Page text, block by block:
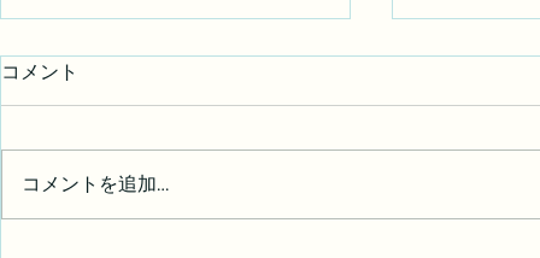
写真展 御礼
コメント
コメントを追加…